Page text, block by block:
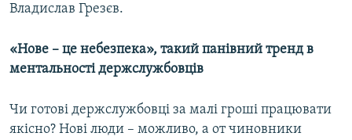
Владислав Грезєв.
«Нове – це небезпека», такий панівний тренд в
ментальності держслужбовців
Чи готові держслужбовці за малі гроші працювати
якісно? Нові люди – можливо, а от чиновники